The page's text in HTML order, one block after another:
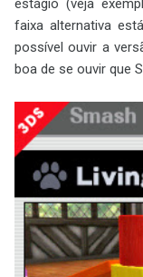
estágio (veja
faixa alternativa
possível ouvir a
boa de se ouvir que